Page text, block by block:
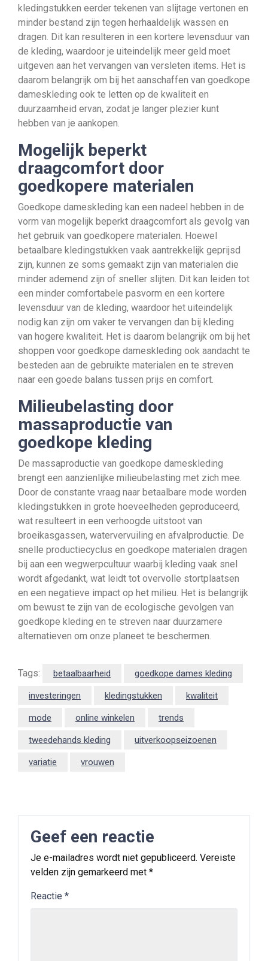
kledingstukken eerder tekenen van slijtage vertonen en
minder bestand zijn tegen herhaaldelijk wassen en
dragen. Dit kan resulteren in een kortere levensduur van
de kleding, waardoor je uiteindelijk meer geld moet
uitgeven aan het vervangen van versleten items. Het is
daarom belangrijk om bij het aanschaffen van goedkope
dameskleding ook te letten op de kwaliteit en
duurzaamheid ervan, zodat je langer plezier kunt
hebben van je aankopen.
Mogelijk beperkt
draagcomfort door
goedkopere materialen
Goedkope dameskleding kan een nadeel hebben in de
vorm van mogelijk beperkt draagcomfort als gevolg van
het gebruik van goedkopere materialen. Hoewel
betaalbare kledingstukken vaak aantrekkelijk geprijsd
zijn, kunnen ze soms gemaakt zijn van materialen die
minder ademend zijn of sneller slijten. Dit kan leiden tot
een minder comfortabele pasvorm en een kortere
levensduur van de kleding, waardoor het uiteindelijk
nodig kan zijn om vaker te vervangen dan bij kleding
van hogere kwaliteit. Het is daarom belangrijk om bij het
shoppen voor goedkope dameskleding ook aandacht te
besteden aan de gebruikte materialen en te streven
naar een goede balans tussen prijs en comfort.
Milieubelasting door
massaproductie van
goedkope kleding
De massaproductie van goedkope dameskleding
brengt een aanzienlijke milieubelasting met zich mee.
Door de constante vraag naar betaalbare mode worden
kledingstukken in grote hoeveelheden geproduceerd,
wat resulteert in een verhoogde uitstoot van
broeikasgassen, watervervuiling en afvalproductie. De
snelle productiecyclus en goedkope materialen dragen
bij aan een wegwerpcultuur waarbij kleding vaak snel
wordt afgedankt, wat leidt tot overvolle stortplaatsen
en een negatieve impact op het milieu. Het is belangrijk
om bewust te zijn van de ecologische gevolgen van
goedkope kleding en te streven naar duurzamere
alternatieven om onze planeet te beschermen.
Tags: betaalbaarheid goedkope dames kleding
investeringen kledingstukken kwaliteit
mode online winkelen trends
tweedehands kleding uitverkoopseizoenen
variatie vrouwen
Geef een reactie
Je e-mailadres wordt niet gepubliceerd. Vereiste
velden zijn gemarkeerd met *
Reactie *